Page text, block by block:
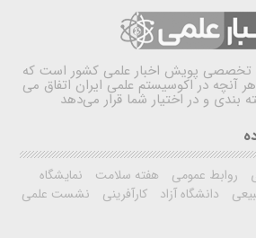
تخصصی پویش اخبار علمی کشور است که
آنچه در اکوسیستم علمی ایران اتفاق می
بندی و در اختیار شما قرار می‌دهد
روابط عمومی هفته سلامت
نمایشگاه
دانشگاه آزاد کارآفرینی
نشست علمی